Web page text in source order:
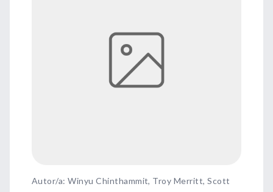
Autor/a: Winyu Chinthammit, Troy Merritt, Scott